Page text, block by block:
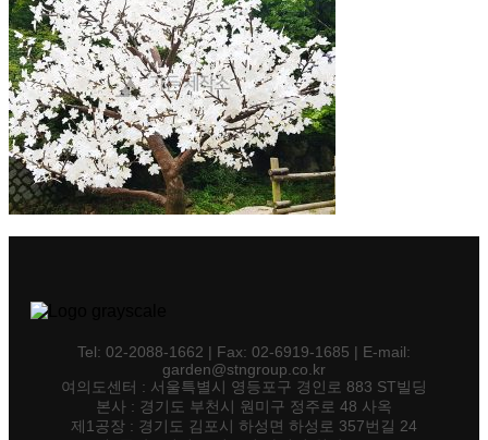
Tel: 02-2088-1662 | Fax: 02-6919-1685 | E-mail:
garden@stngroup.co.kr
여의도센터 : 서울특별시 영등포구 경인로 883 ST빌딩
본사 : 경기도 부천시 원미구 정주로 48 사옥
제1공장 : 경기도 김포시 하성면 하성로 357번길 24